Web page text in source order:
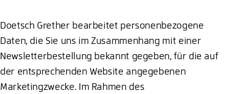
Doetsch Grether bearbeitet personenbezogene
Daten, die Sie uns im Zusammenhang mit einer
Newsletterbestellung bekannt gegeben, für die auf
der entsprechenden Website angegebenen
Marketingzwecke. Im Rahmen des